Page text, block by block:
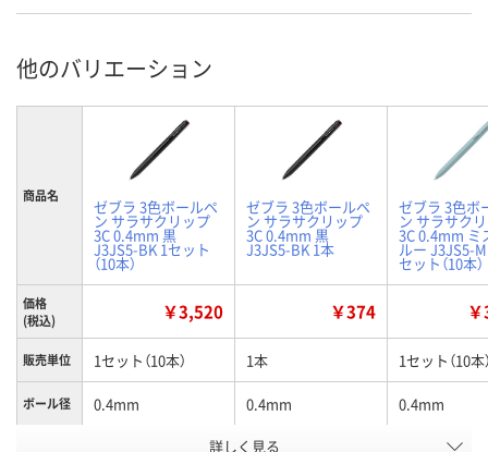
他のバリエーション
商品名
ゼブラ 3色ボールペ
ン サラサクリップ
3C 0.4mm 黒
J3JS5-BK 1セット
（10本）
ゼブラ 3色ボールペ
ン サラサクリップ
3C 0.4mm 黒
J3JS5-BK 1本
ゼブラ 3色ボ
ン サラサク
3C 0.4mm ミ
ルー J3JS5-
セット（10本）
価格
(税込)
￥3,520 ￥374
販売単位 1セット（10本） 1本 1セット（10本
ボール径 0.4mm 0.4mm 0.4mm
ブラック ミストブルー
詳しく見る